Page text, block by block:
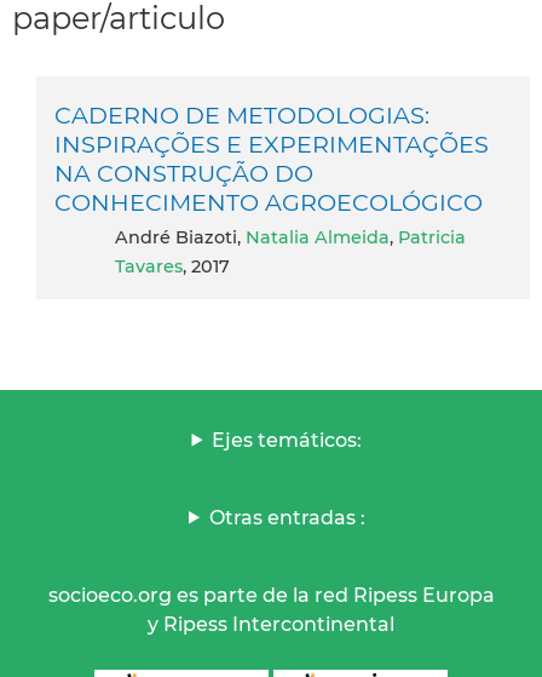
paper/articulo
CADERNO DE METODOLOGIAS:
INSPIRAÇÕES E EXPERIMENTAÇÕES
NA CONSTRUÇÃO DO
CONHECIMENTO AGROECOLÓGICO
André Biazoti, Natalia Almeida, Patricia
Tavares, 2017
Ejes temáticos:
Otras entradas :
socioeco.org es parte de la red Ripess Europa
y Ripess Intercontinental